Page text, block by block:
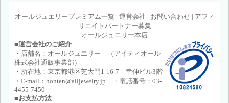
オールジュエリープレミアム一覧 | 運営会社 | お問い合わせ| アフィ
リエイトパートナー募集
オールジュエリー本店
■運営会社のご紹介
・店舗名：オールジュエリー （アイティオール
株式会社通販事業部）
・所在地：東京都港区芝大門1-16-7 幸伸ビル3階
・E-mail：honten@alljewelry.jp ・電話番号：03-
4455-7450
■お支払方法